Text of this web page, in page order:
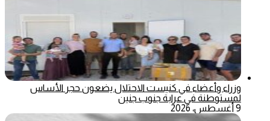
وزراء وأعضاء في كنيست الاحتلال يضعون حجر الأساس
لمستوطنة في عرابة جنوب جنين
9 أغسطس، 2026